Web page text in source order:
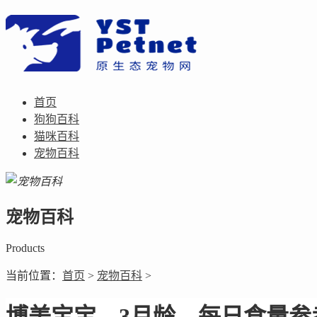
首页
狗狗百科
猫咪百科
宠物百科
宠物百科
Products
当前位置： 首页 > 宠物百科 >